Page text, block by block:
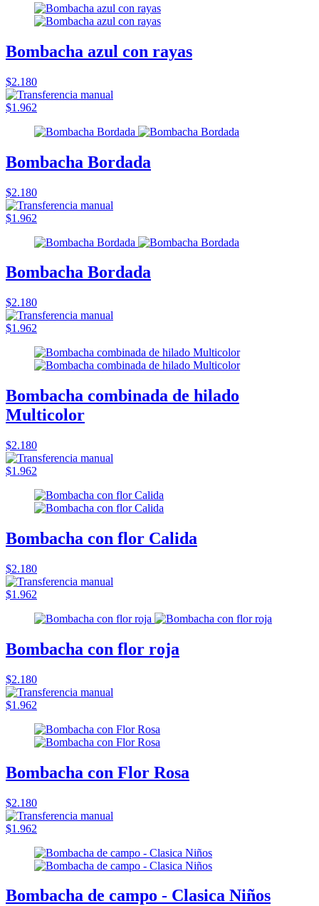
Bombacha azul con rayas
$2.180
$1.962
Bombacha Bordada
$2.180
$1.962
Bombacha Bordada
$2.180
$1.962
Bombacha combinada de hilado
Multicolor
$2.180
$1.962
Bombacha con flor Calida
$2.180
$1.962
Bombacha con flor roja
$2.180
$1.962
Bombacha con Flor Rosa
$2.180
$1.962
Bombacha de campo - Clasica Niños